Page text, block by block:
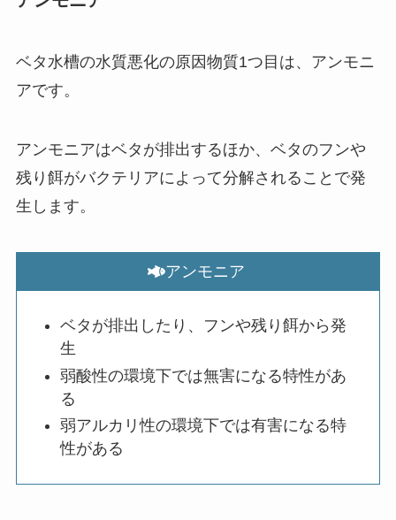
ベタ水槽の水質悪化の原因物質1つ目は、アンモニ
アです。
アンモニアはベタが排出するほか、ベタのフンや
残り餌がバクテリアによって分解されることで発
生します。
アンモニア
ベタが排出したり、フンや残り餌から発
生
弱酸性の環境下では無害になる特性があ
る
弱アルカリ性の環境下では有害になる特
性がある